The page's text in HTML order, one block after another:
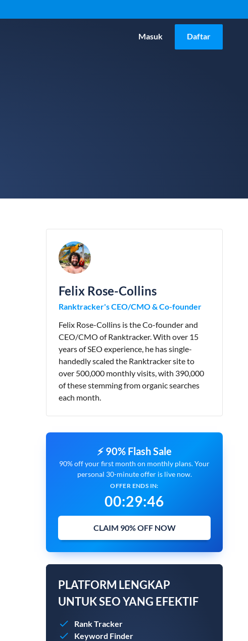
Masuk Daftar
Felix Rose-Collins
Ranktracker's CEO/CMO & Co-founder
Felix Rose-Collins is the Co-founder and
CEO/CMO of Ranktracker. With over 15
years of SEO experience, he has single-
handedly scaled the Ranktracker site to
over 500,000 monthly visits, with 390,000
of these stemming from organic searches
each month.
⚡ 90% Flash Sale
90% off your first month on monthly plans. Your
personal 30-minute offer is live now.
OFFER ENDS IN:
00:29:45
CLAIM 90% OFF NOW
PLATFORM LENGKAP
UNTUK SEO YANG EFEKTIF
Rank Tracker
Keyword Finder